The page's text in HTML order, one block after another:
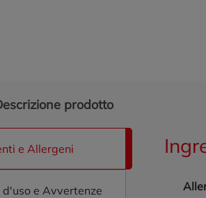
prodotto
e Allergeni
d'uso e Avvertenze